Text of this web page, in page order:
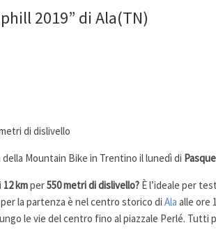
2019” di Ala(TN)
di dislivello
Mountain Bike in Trentino il lunedì di
12 kmper550 metri di dislivello? È l’ideale per
la partenza è nel centro storico di Ala alle ore
le vie del centro fino al piazzale Perlé. Tutti